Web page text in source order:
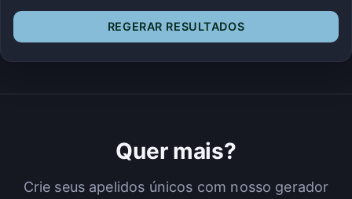
REGERAR RESULTADOS
Quer mais?
Crie seus apelidos únicos com nosso gerador